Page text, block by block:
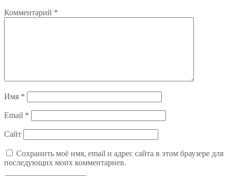
Комментарий *
Имя *
Email *
Сайт
Сохранить моё имя, email и адрес сайта в этом браузере для
последующих моих комментариев.